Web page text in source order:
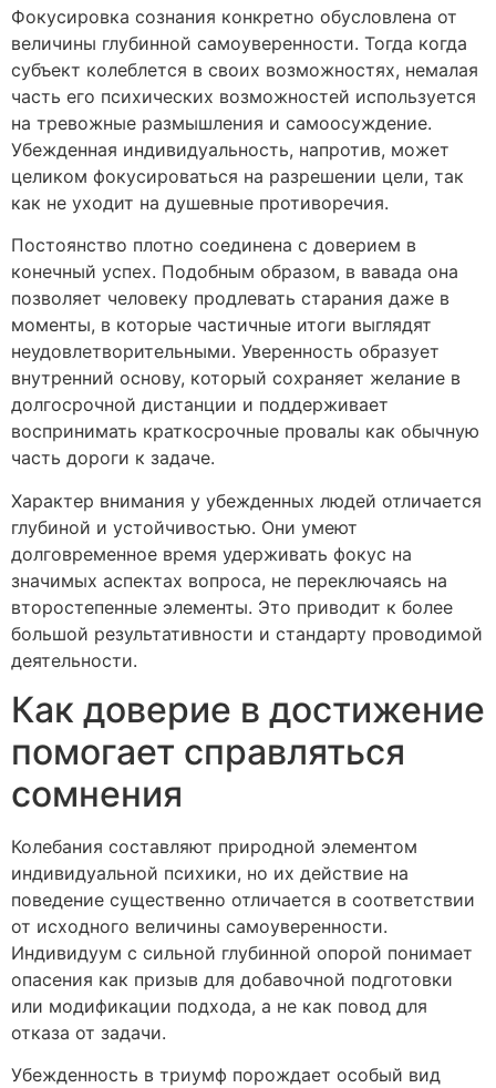
Фокусировка сознания конкретно обусловлена от
величины глубинной самоуверенности. Тогда когда
субъект колеблется в своих возможностях, немалая
часть его психических возможностей используется
на тревожные размышления и самоосуждение.
Убежденная индивидуальность, напротив, может
целиком фокусироваться на разрешении цели, так
как не уходит на душевные противоречия.
Постоянство плотно соединена с доверием в
конечный успех. Подобным образом, в вавада она
позволяет человеку продлевать старания даже в
моменты, в которые частичные итоги выглядят
неудовлетворительными. Уверенность образует
внутренний основу, который сохраняет желание в
долгосрочной дистанции и поддерживает
воспринимать краткосрочные провалы как обычную
часть дороги к задаче.
Характер внимания у убежденных людей отличается
глубиной и устойчивостью. Они умеют
долговременное время удерживать фокус на
значимых аспектах вопроса, не переключаясь на
второстепенные элементы. Это приводит к более
большой результативности и стандарту проводимой
деятельности.
Как доверие в достижение
помогает справляться
сомнения
Колебания составляют природной элементом
индивидуальной психики, но их действие на
поведение существенно отличается в соответствии
от исходного величины самоуверенности.
Индивидуум с сильной глубинной опорой понимает
опасения как призыв для добавочной подготовки
или модификации подхода, а не как повод для
отказа от задачи.
Убежденность в триумф порождает особый вид